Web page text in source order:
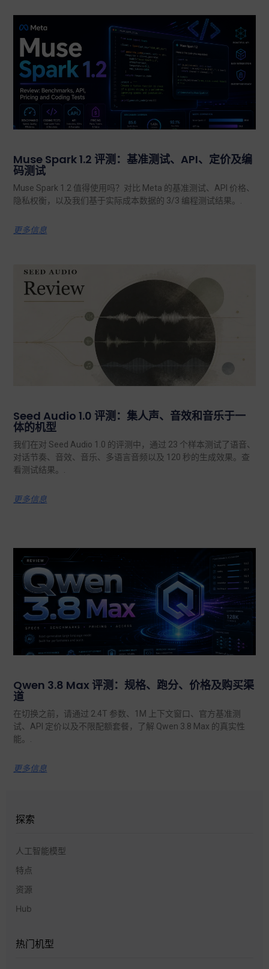
Muse Spark 1.2 评测：基准测试、API、定价及编
码测试
Muse Spark 1.2 值得使用吗？对比 Meta 的基准测试、API 价格、
隐私权衡，以及我们基于实际成本数据的 3/3 编程测试结果。.
更多信息
Seed Audio 1.0 评测：集人声、音效和音乐于一
体的机型
我们在对 Seed Audio 1.0 的评测中，通过 23 个样本测试了语音、
对话节奏、音效、音乐、多语言音频以及 120 秒的生成效果。查
看测试结果。.
更多信息
Qwen 3.8 Max 评测：规格、跑分、价格及购买渠
道
在切换之前，请通过 2.4T 参数、1M 上下文窗口、官方基准测
试、API 定价以及不限配额套餐，了解 Qwen 3.8 Max 的真实性
能。.
更多信息
探索
人工智能模型
特点
资源
Hub
热门机型